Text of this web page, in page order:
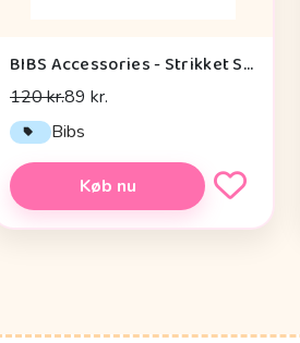
BIBS Accessories - Strikket Suttesnor - Ivory
120 kr.89 kr.
Bibs
Køb nu